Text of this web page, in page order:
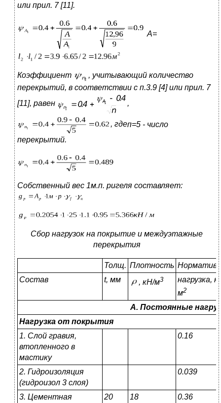
или прил. 7 [11].
А=
Коэффициент
, учитывающий количество
перекрытий, в соответствии с п.3.9 [4] или прил. 7
[11], равен
,
, гдеп=5 - число
перекрытий.
Собственный вес 1м.п. ригеля составляет:
Сбор нагрузок на покрытие и междуэтажные
перекрытия
Толщ. Плотность
Состав
t, мм , кН/м3
нагрузка,
м2
А. Постоянные
Нагрузка от покрытия
1. Слой гравия,
втопленного в
мастику
0.16
2. Гидроизоляция
(гидроизол 3 слоя)
0.039
3. Цементная
20 18 0.36